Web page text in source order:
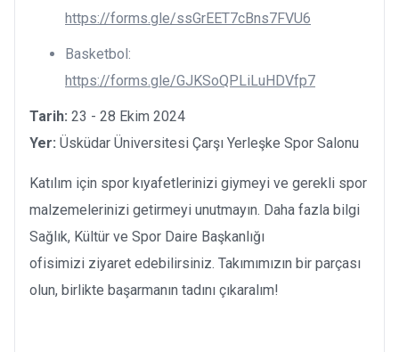
https://forms.gle/ssGrEET7cBns7FVU6
Basketbol:
https://forms.gle/GJKSoQPLiLuHDVfp7
Tarih: 23 - 28 Ekim 2024
Yer: Üsküdar Üniversitesi Çarşı Yerleşke Spor Salonu
Katılım için spor kıyafetlerinizi giymeyi ve gerekli spor
malzemelerinizi getirmeyi unutmayın. Daha fazla bilgi
Sağlık, Kültür ve Spor Daire Başkanlığı
ofisimizi ziyaret edebilirsiniz. Takımımızın bir parçası
olun, birlikte başarmanın tadını çıkaralım!